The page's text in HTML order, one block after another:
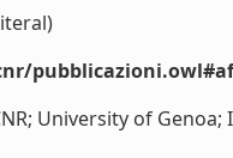
University of Genoa;